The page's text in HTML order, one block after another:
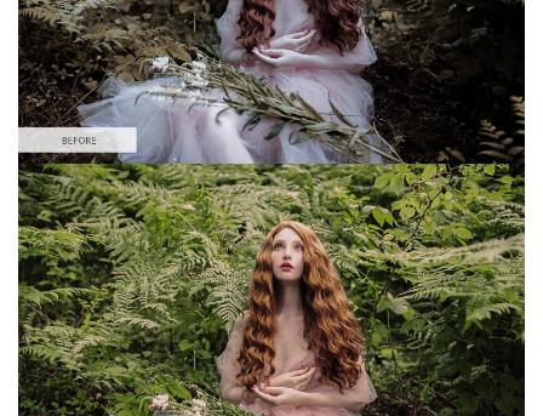
Please select
Free Vintage Action #4
Vintage Colors
Cinematic Complete
Entire Collection
Free download